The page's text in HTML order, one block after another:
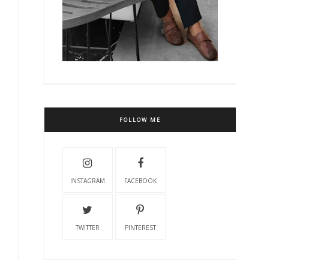
FOLLOW ME
INSTAGRAM FACEBOOK
TWITTER PINTEREST